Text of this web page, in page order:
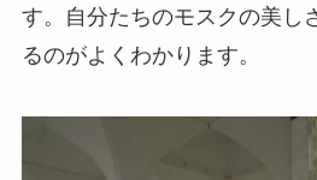
す。自分たちのモスクの美し
るのがよくわかります。